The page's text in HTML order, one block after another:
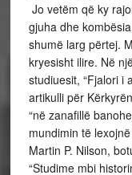
Jo vetëm që ky
gjuha dhe
shumë larg përtej.
kryesisht ilire. Në
studiuesit, “Fjalori i
artikulli për
“në zanafillë
mundimin të
Martin P. Nilson,
“Studime mbi